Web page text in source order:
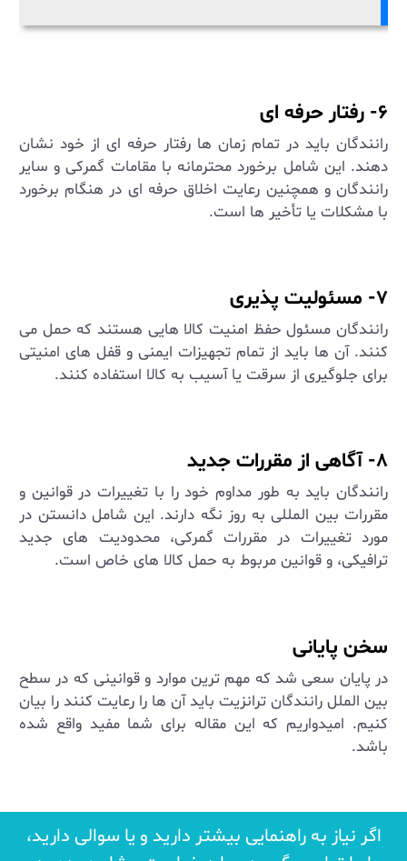
۶- رفتار حرفه ‌ای
رانندگان باید در تمام زمان‌ ها رفتار حرفه‌ ای از خود نشان
دهند. این شامل برخورد محترمانه با مقامات گمرکی و سایر
رانندگان و همچنین رعایت اخلاق حرفه ‌ای در هنگام برخورد
با مشکلات یا تأخیر ها است.
۷- مسئولیت ‌پذیری
رانندگان مسئول حفظ امنیت کالا هایی هستند که حمل می
‌کنند. آن‌ ها باید از تمام تجهیزات ایمنی و قفل ‌های امنیتی
برای جلوگیری از سرقت یا آسیب به کالا استفاده کنند.
۸- آگاهی از مقررات جدید
رانندگان باید به طور مداوم خود را با تغییرات در قوانین و
مقررات بین ‌المللی به‌ روز نگه دارند. این شامل دانستن در
مورد تغییرات در مقررات گمرکی، محدودیت‌ های جدید
ترافیکی، و قوانین مربوط به حمل کالا های خاص است.
سخن پایانی
در پایان سعی شد که مهم ترین موارد و قوانینی که در سطح
بین الملل رانندگان ترانزیت باید آن ها را رعایت کنند را بیان
کنیم. امیدواریم که این مقاله برای شما مفید واقع شده
باشد.
اگر نیاز به راهنمایی بیشتر دارید و یا سوالی دارید،